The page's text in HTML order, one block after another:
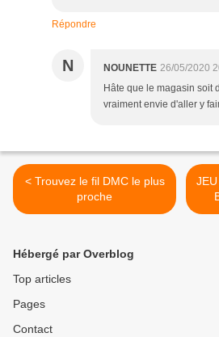
Répondre
N NOUNETTE 26/05/2020
Hâte que le magasin soit
vraiment envie d'aller y
< Trouvez le fil DMC le plus
proche
Hébergé par Overblog
Top articles
Pages
Contact